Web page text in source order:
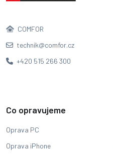
COMFOR
technik@comfor.cz
+420 515 266 300
Co opravujeme
Oprava PC
Oprava iPhone